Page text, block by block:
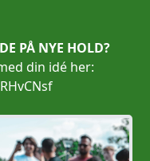
PÅ NYE HOLD?
din idé her: